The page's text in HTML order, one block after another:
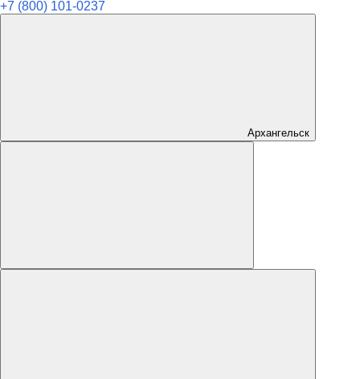
+7 (800) 101-0237
Архангельск